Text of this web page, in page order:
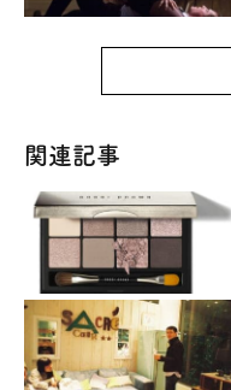
関連記事